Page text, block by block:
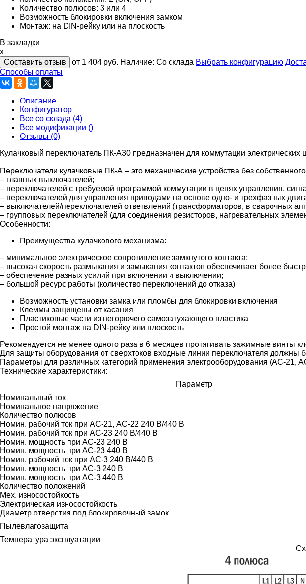
Количество полюсов: 3 или 4
Возможность блокировки включения замком
Монтаж: на DIN-рейку или на плоскость
В закладки
x
Составить отзыв
от 1 404 руб. Наличие: Со склада Выбрать конфигурацию
Способы оплаты
Описание
Конфигуратор
Все со склада (4)
Все модификации ()
Отзывы (0)
Кулачковый переключатель ПК-А30 предназначен для коммутации
Переключатели кулачковые ПК-А – это механические устройства без
– главных выключателей;
– переключателей с требуемой программой коммутации в цепях управления,
– переключателей для управления приводами на основе одно- и трехфазных
– выключателей/переключателей ответвлений (трансформаторов, в сварочных
– групповых переключателей (для соединения резисторов, нагревательных
Особенности:
Преимущества кулачкового механизма:
– минимальное электрическое сопротивление замкнутого контакта;
– высокая скорость размыкания и замыкания контактов обеспечивает более
– обеспечение разных усилий при включении и выключении;
– большой ресурс работы (количество переключений до отказа)
Возможность установки замка или пломбы для блокировки включения
Клеммы защищены от касания
Пластиковые части из негорючего самозатухающего пластика
Простой монтаж на DIN-рейку или плоскость
Рекомендуется не менее одного раза в 6 месяцев протягивать зажимные винты
Для защиты оборудования от сверхтоков входные линии переключателя
Параметры для различных категорий применения электрооборудования (AC-21,
Технические характеристики:
Параметр
Номинальный ток
Номинальное напряжение
Количество полюсов
Номин. рабочий ток при АС-21, АС-22 240 В/440 В
Номин. рабочий ток при АС-23 240 В/440 В
Номин. мощность при AC-23 240 В
Номин. мощность при AC-23 440 В
Номин. рабочий ток при АС-3 240 В/440 В
Номин. мощность при AC-3 240 В
Номин. мощность при AC-3 440 В
Количество положений
Мех. износостойкость
Электрическая износостойкость
Диаметр отверстия под блокировочный замок
Пылевлагозащита
Температура эксплуатации